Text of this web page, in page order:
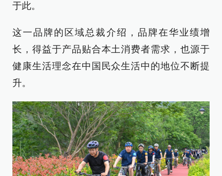
于此。
这一品牌的区域总裁介绍，品牌在华业绩增
长，得益于产品贴合本土消费者需求，也源于
健康生活理念在中国民众生活中的地位不断提
升。